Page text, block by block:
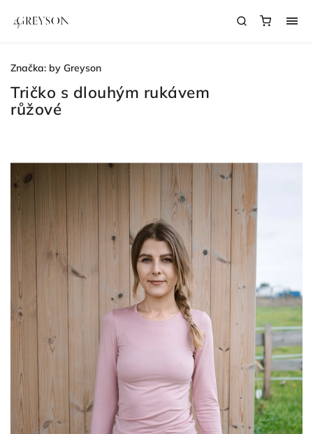
Tričko s dlouhým rukávem
růžové
Značka: by Greyson